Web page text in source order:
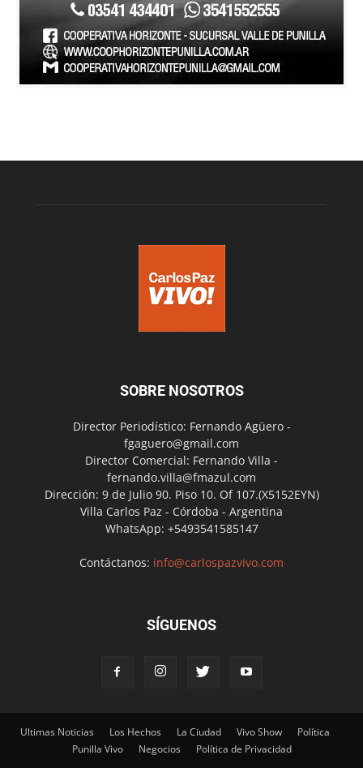
SOBRE NOSOTROS
Director Periodístico: Fernando Agüero -
fgaguero@gmail.com
Director Comercial: Fernando Villa -
fernando.villa@fmazul.com
Dirección: 9 de Julio 90. Piso 10. Of 107.(X5152EYN)
Villa Carlos Paz - Córdoba - Argentina
WhatsApp: +5493541585147
Contáctanos: info@carlospazvivo.com
SÍGUENOS
Ultimas Noticias Los Hechos La Ciudad Vivo Show
Política
Punilla Vivo
Negocios Política de Privacidad